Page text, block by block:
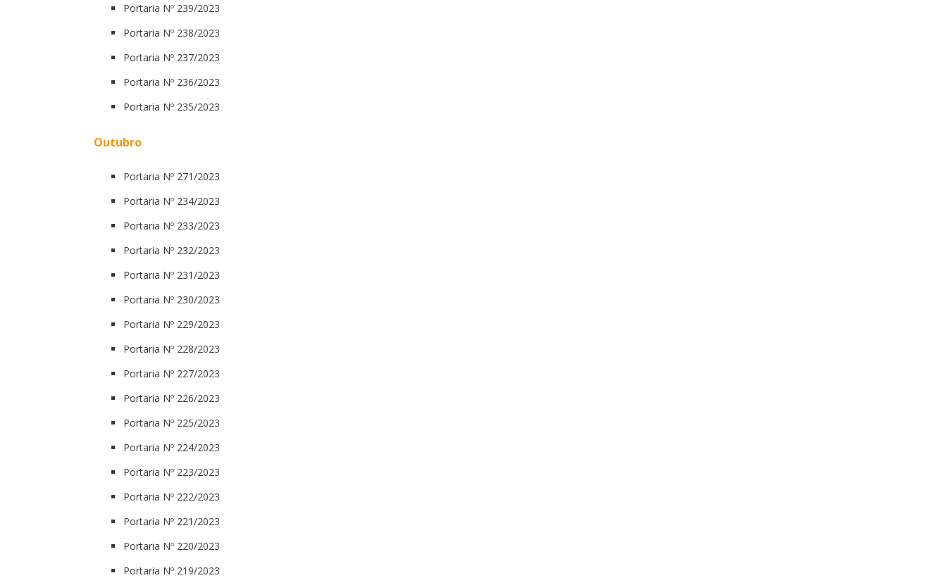
Portaria Nº 239/2023
Portaria Nº 238/2023
Portaria Nº 237/2023
Portaria Nº 236/2023
Portaria Nº 235/2023
Outubro
Portaria Nº 271/2023
Portaria Nº 234/2023
Portaria Nº 233/2023
Portaria Nº 232/2023
Portaria Nº 231/2023
Portaria Nº 230/2023
Portaria Nº 229/2023
Portaria Nº 228/2023
Portaria Nº 227/2023
Portaria Nº 226/2023
Portaria Nº 225/2023
Portaria Nº 224/2023
Portaria Nº 223/2023
Portaria Nº 222/2023
Portaria Nº 221/2023
Portaria Nº 220/2023
Portaria Nº 219/2023